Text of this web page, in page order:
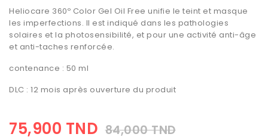
Heliocare 360º Color Gel Oil Free unifie le teint et masque
les imperfections. Il est indiqué dans les pathologies
solaires et la photosensibilité, et pour une activité anti-âge
et anti-taches renforcée.
contenance : 50 ml
DLC : 12 mois après ouverture du produit
75,900 TND 84,000 TND